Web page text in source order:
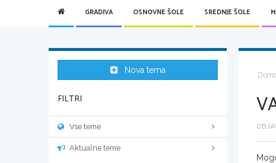
GRADIVA OSNOVNE ŠOLE SREDNJE ŠOLE
Nova tema
FILTRI
Vse teme
Aktualne teme